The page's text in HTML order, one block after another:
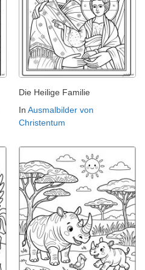
Die Heilige Familie
In Ausmalbilder von
Christentum